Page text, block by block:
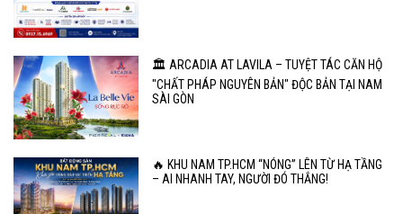
🏛️ ARCADIA AT LAVILA – TUYỆT TÁC CĂN HỘ
"CHẤT PHÁP NGUYÊN BẢN" ĐỘC BẢN TẠI NAM
SÀI GÒN
🔥 KHU NAM TP.HCM “NÓNG” LÊN TỪ HẠ TẦNG
– AI NHANH TAY, NGƯỜI ĐÓ THẮNG!